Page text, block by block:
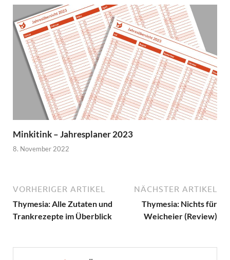
Minkitink – Jahresplaner 2023
8. November 2022
VORHERIGER ARTIKEL
Thymesia: Alle Zutaten und
Trankrezepte im Überblick
NÄCHSTER ARTIKEL
Thymesia: Nichts für
Weicheier (Review)